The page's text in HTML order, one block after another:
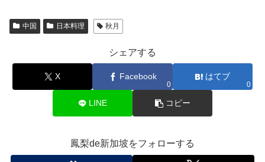
中国 日本料理 秋月
シェアする
X Facebook
0
はてブ
0
LINE コピー
鳳梨de新加坡をフォローする